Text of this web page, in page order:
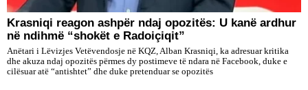
​Krasniqi reagon ashpër ndaj opozitës: U kanë ardhur
në ndihmë “shokët e Radoiçiqit”
Anëtari i Lëvizjes Vetëvendosje në KQZ, Alban Krasniqi, ka adresuar kritika
dhe akuza ndaj opozitës përmes dy postimeve të ndara në Facebook, duke e
cilësuar atë “antishtet” dhe duke pretenduar se opozitës